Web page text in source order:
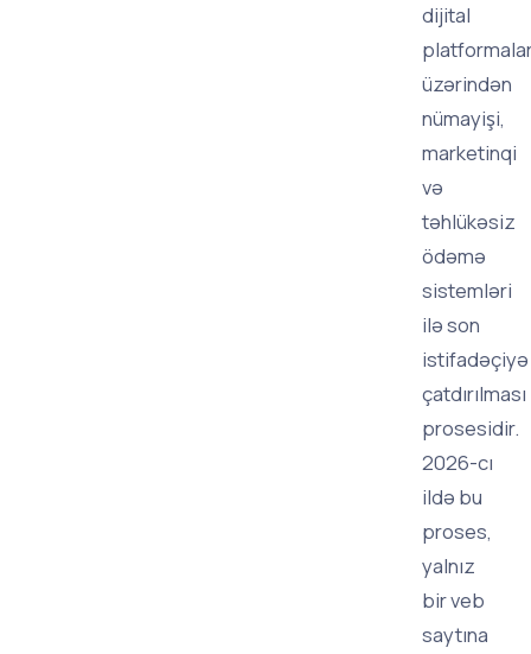
dijital
üzərindən
nümayişi,
marketinqi
və
təhlükəsiz
ödəmə
sistemləri
ilə son
istifadəçiyə
çatdırılması
prosesidir.
2026-cı
ildə bu
proses,
yalnız
bir veb
saytına